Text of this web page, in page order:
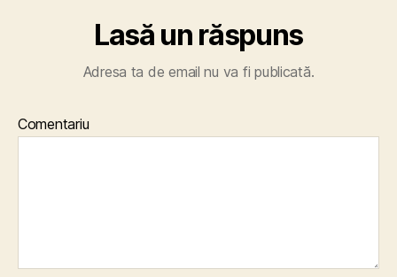
Lasă un răspuns
Adresa ta de email nu va fi publicată.
Comentariu